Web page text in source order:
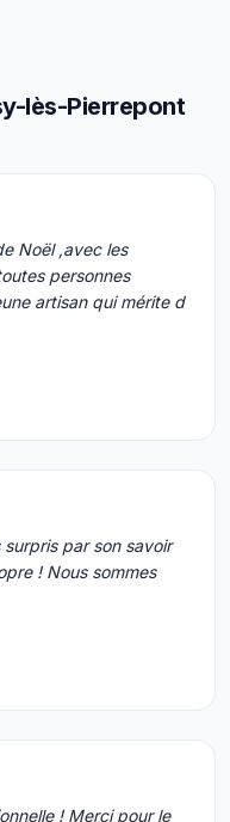
lès-Pierrepont
Noël ,avec les
personnes
artisan qui mérite d
par son savoir
! Nous sommes
! Merci pour le